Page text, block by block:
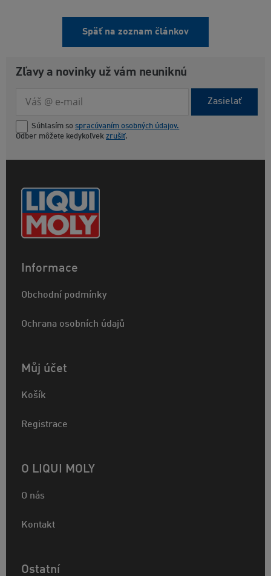
Späť na zoznam článkov
Zľavy a novinky už vám neuniknú
Zasielať
Súhlasím so spracúvaním osobných údajov.
Odber môžete kedykoľvek zrušiť.
Informace
Obchodní podmínky
Ochrana osobních údajů
Můj účet
Košík
Registrace
O LIQUI MOLY
O nás
Kontakt
Ostatní